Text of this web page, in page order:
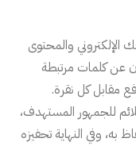
والمحتوى
عن كلمات مرتبطة
مقابل كل نقرة.
للجمهور المستهدف،
وفي النهاية تحفيزه